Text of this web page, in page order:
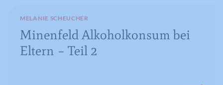
MELANIE SCHEUCHER
Minenfeld Alkoholkonsum bei
Eltern – Teil 2